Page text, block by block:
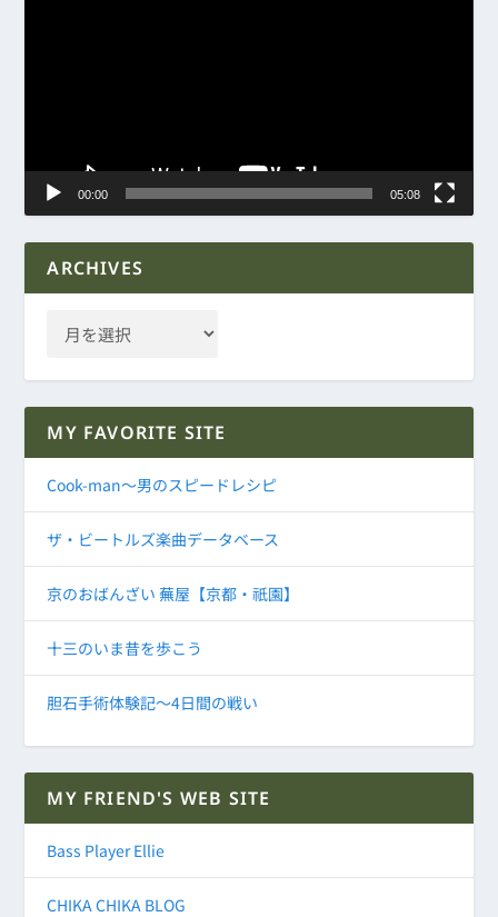
00:00 05:08
ARCHIVES
MY FAVORITE SITE
Cook-man～男のスピードレシピ
ザ・ビートルズ楽曲データベース
京のおばんざい 蕪屋【京都・祇園】
十三のいま昔を歩こう
胆石手術体験記～4日間の戦い
MY FRIEND'S WEB SITE
Bass Player Ellie
CHIKA CHIKA BLOG